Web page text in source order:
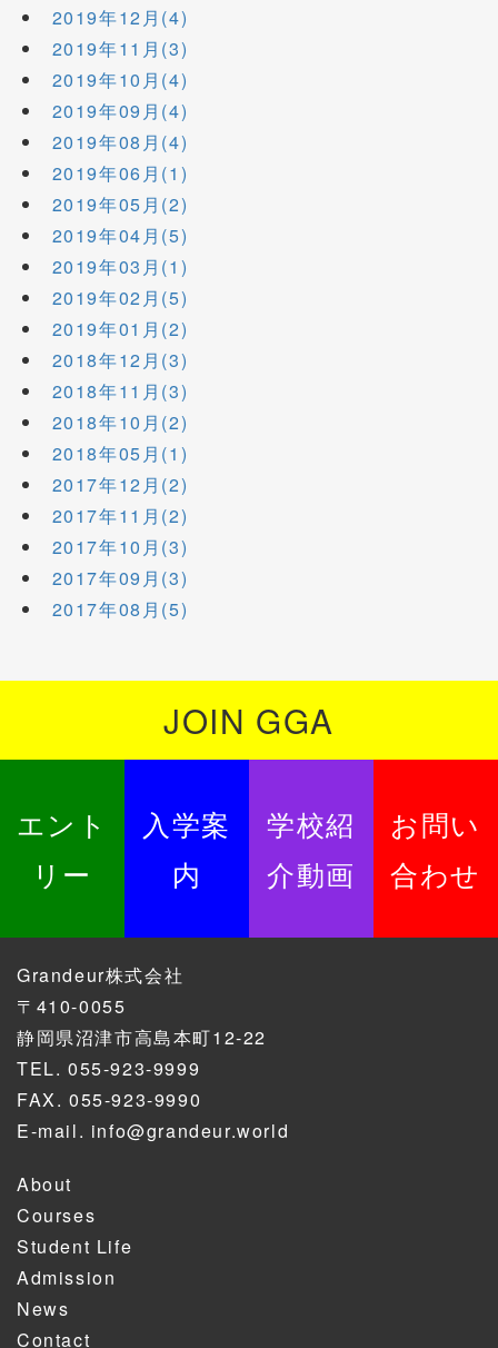
2019年12月(4)
2019年11月(3)
2019年10月(4)
2019年09月(4)
2019年08月(4)
2019年06月(1)
2019年05月(2)
2019年04月(5)
2019年03月(1)
2019年02月(5)
2019年01月(2)
2018年12月(3)
2018年11月(3)
2018年10月(2)
2018年05月(1)
2017年12月(2)
2017年11月(2)
2017年10月(3)
2017年09月(3)
2017年08月(5)
JOIN GGA
エント
リー
入学案
内
学校紹
介動画
お問い
合わせ
Grandeur株式会社
〒410-0055
静岡県沼津市高島本町12-22
TEL. 055-923-9999
FAX. 055-923-9990
E-mail. info@grandeur.world
About
Courses
Student Life
Admission
News
Contact